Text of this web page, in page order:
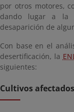
por otros motores,
dando lugar a la
desaparición de
Con base en el
desertificación, la
siguientes:
Cultivos